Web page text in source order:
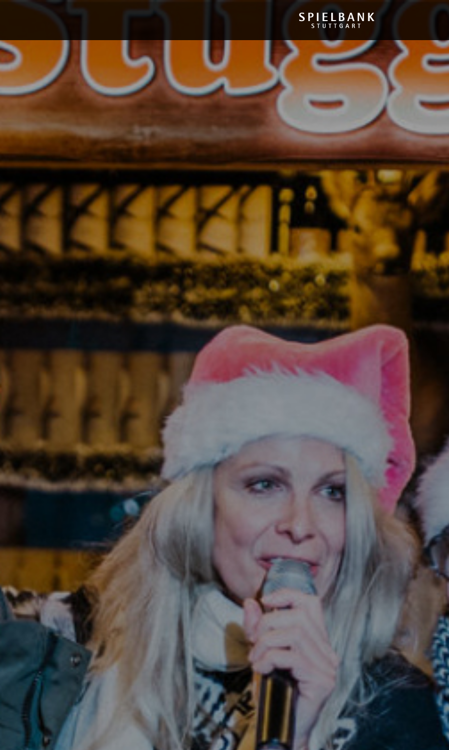
SPIELBANK
IMPRESSIONEN
SPIELANGEBOT
TURNIERE
SPIELERSCHUTZ
EVENTS
GESCHENKE
RESTAURANT JOYCE
THE NEW GRACE
KONTAKT